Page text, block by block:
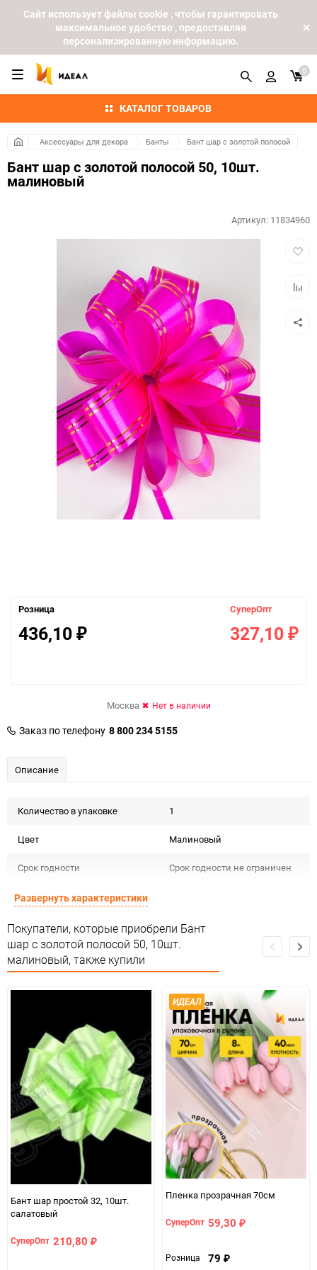
Cайт использует файлы cookie , чтобы гарантировать
максимальное удобство , предоставляя
персонализированную информацию.
КАТАЛОГ ТОВАРОВ
0
Аксессуары для декора Банты Бант шар с золотой полосой
Бант шар с золотой полосой 50, 10шт.
малиновый
Артикул: 11834960
Розница
436,10 ₽
СуперОпт
327,10 ₽
Москва Нет в наличии
Заказ по телефону 8 800 234 5155
Описание
Количество в упаковке 1
Цвет Малиновый
Срок годности Срок годности не ограничен
Предназначение товара
Сертификация Не подлежит сертификации
Особые условия Особых условий не требует
200
Единица измерения упак
Развернуть характеристики
Покупатели, которые приобрели Бант
шар с золотой полосой 50, 10шт.
малиновый, также купили
Бант шар простой 32, 10шт.
салатовый
СуперОпт 210,80 ₽
ИДЕАЛ
Пленка прозрачная 70см
СуперОпт 59,30 ₽
Розница 79 ₽